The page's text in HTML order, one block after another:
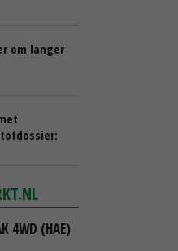
om langer
blijft
4WD (HAE)